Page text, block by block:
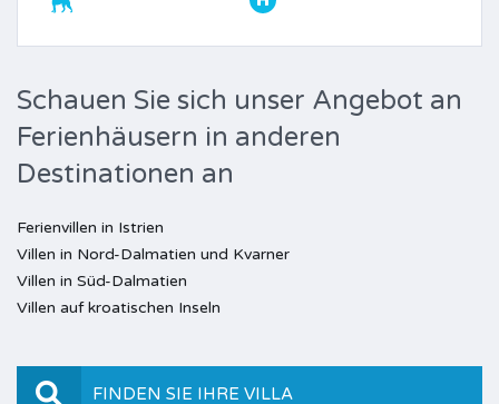
Schauen Sie sich unser Angebot an
Ferienhäusern in anderen
Destinationen an
Ferienvillen in Istrien
Villen in Nord-Dalmatien und Kvarner
Villen in Süd-Dalmatien
Villen auf kroatischen Inseln
FINDEN SIE IHRE VILLA